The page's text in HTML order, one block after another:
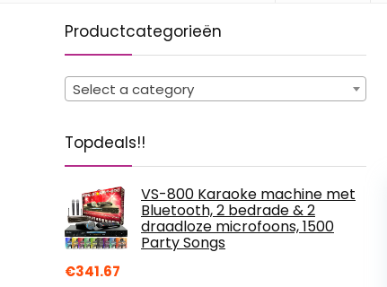
Productcategorieën
Select a category
Topdeals!!
VS-800 Karaoke machine met
Bluetooth, 2 bedrade & 2
draadloze microfoons, 1500
Party Songs
€341.67